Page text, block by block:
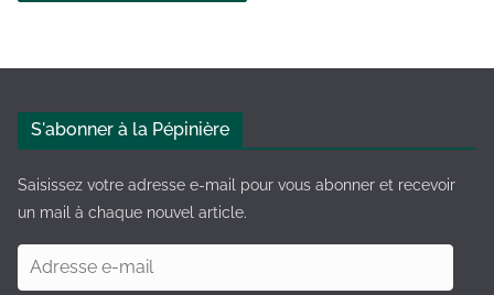
e
S'abonner à la Pépinière
Saisissez votre adresse e-mail pour vous abonner et recevoir
un mail à chaque nouvel article.
d